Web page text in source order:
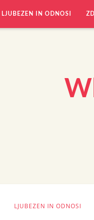
LJUBEZEN IN ODNOSI
LJUBEZEN IN ODNOSI